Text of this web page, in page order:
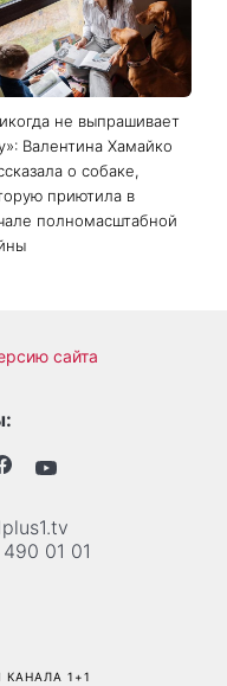
не выпрашивает
Валентина Хамайко
о собаке,
приютила в
полномасштабной
сайта
01 01
1+1